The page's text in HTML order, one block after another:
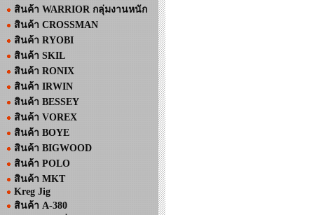
สินค้า WARRIOR กลุ่มงานหนัก
สินค้า CROSSMAN
สินค้า RYOBI
สินค้า SKIL
สินค้า RONIX
สินค้า IRWIN
สินค้า BESSEY
สินค้า VOREX
สินค้า BOYE
สินค้า BIGWOOD
สินค้า POLO
สินค้า MKT
Kreg Jig
สินค้า A-380